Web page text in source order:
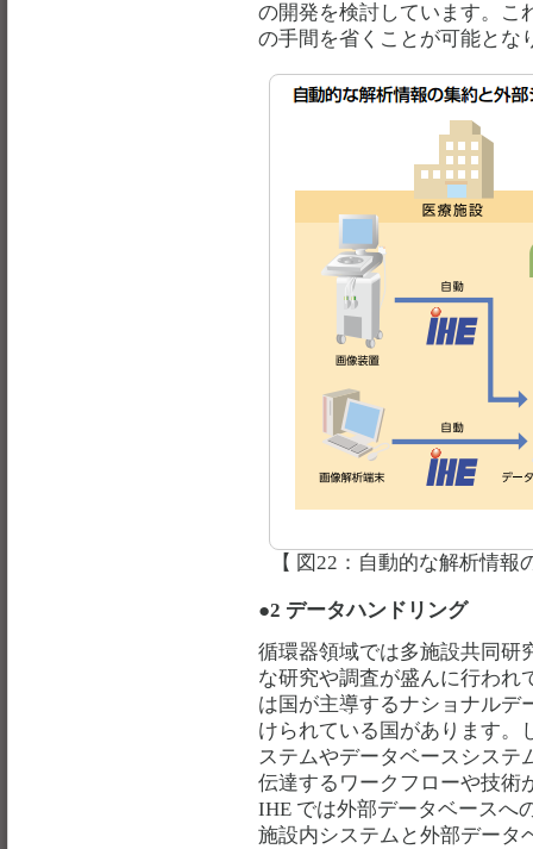
の開発を検討しています。こ
の手間を省くことが可能とな
【 図22：自動的な解析情
●2 データハンドリング
循環器領域では多施設共同研
な研究や調査が盛んに行われ
は国が主導するナショナルデ
けられている国があります。
ステムやデータベースシステ
伝達するワークフローや技術
IHE では外部データベースへ
施設内システムと外部データ